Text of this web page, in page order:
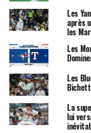
mineures Thayron
système par
Cartaya, ainsi que
court de 24 ans
« Acquérir un lanceur
absolue pour nous, et
déclaré le directeur
Gomes. « Son
des retraits — nous
puissante pour
Les
après
les
Les
Les
La
lui